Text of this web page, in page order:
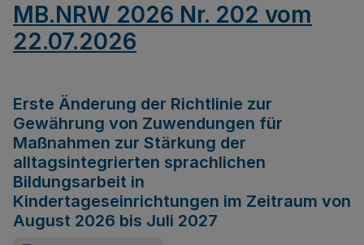
MB.NRW 2026 Nr. 202 vom
22.07.2026
Erste Änderung der Richtlinie zur
Gewährung von Zuwendungen für
Maßnahmen zur Stärkung der
alltagsintegrierten sprachlichen
Bildungsarbeit in
Kindertageseinrichtungen im Zeitraum von
August 2026 bis Juli 2027